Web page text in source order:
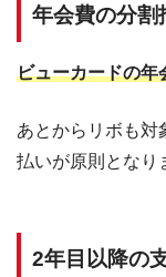
年会費の分割
ビューカードの年
あとからリボも対
払いが原則となり
2年目以降の